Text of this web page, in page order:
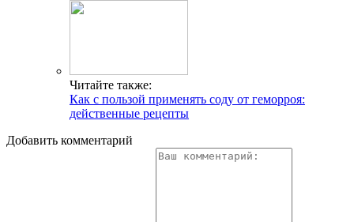
Читайте также:
Как с пользой применять соду от геморроя:
действенные рецепты
Добавить комментарий